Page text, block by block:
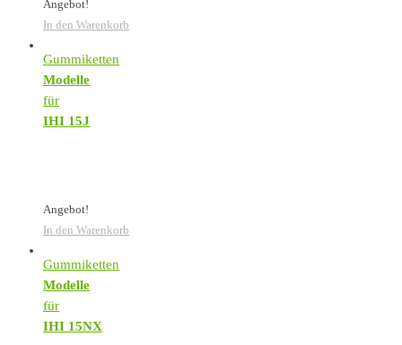
Angebot!
In den Warenkorb
Gummiketten
Modelle
für
IHI 15J
Angebot!
In den Warenkorb
Gummiketten
Modelle
für
IHI 15NX